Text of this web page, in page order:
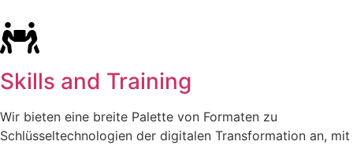
Skills and Training
Wir bieten eine breite Palette von Formaten zu
Schlüsseltechnologien der digitalen Transformation an, mit